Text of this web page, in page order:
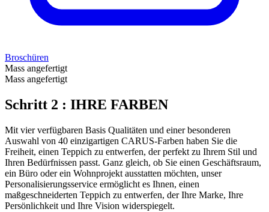
Broschüren
Mass angefertigt
Mass angefertigt
Schritt 2 : IHRE FARBEN
Mit vier verfügbaren Basis Qualitäten und einer besonderen
Auswahl von 40 einzigartigen CARUS-Farben haben Sie die
Freiheit, einen Teppich zu entwerfen, der perfekt zu Ihrem Stil und
Ihren Bedürfnissen passt. Ganz gleich, ob Sie einen Geschäftsraum,
ein Büro oder ein Wohnprojekt ausstatten möchten, unser
Personalisierungsservice ermöglicht es Ihnen, einen
maßgeschneiderten Teppich zu entwerfen, der Ihre Marke, Ihre
Persönlichkeit und Ihre Vision widerspiegelt.